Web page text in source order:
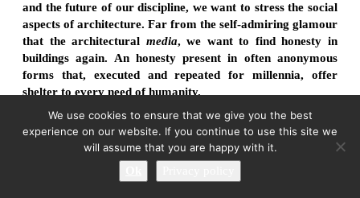
and the future of our discipline, we want to stress the social
aspects of architecture. Far from the self-admiring glamour
that the architectural media, we want to find honesty in
buildings again. An honesty present in often anonymous
forms that, executed and repeated for millennia, offer
shelter to every need of humanity.
Por último, queremos ensalzar, en tiempos de un creciente
pesimismo sobre el presente y el futuro de nuestra disciplina,
la imprescindible función social de la práctica arquitectónica.
We use cookies to ensure that we give you the best
experience on our website. If you continue to use this site we
will assume that you are happy with it.